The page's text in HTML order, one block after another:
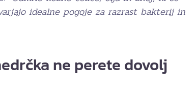
idealne pogoje za razrast bakterij in
ne perete dovolj